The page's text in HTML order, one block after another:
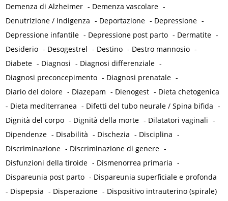
Demenza di Alzheimer - Demenza vascolare -
Denutrizione / Indigenza - Deportazione - Depressione -
Depressione infantile - Depressione post parto - Dermatite -
Desiderio - Desogestrel - Destino - Destro mannosio -
Diabete - Diagnosi - Diagnosi differenziale -
Diagnosi preconcepimento - Diagnosi prenatale -
Diario del dolore - Diazepam - Dienogest - Dieta chetogenica
- Dieta mediterranea - Difetti del tubo neurale / Spina bifida -
Dignità del corpo - Dignità della morte - Dilatatori vaginali -
Dipendenze - Disabilità - Dischezia - Disciplina -
Discriminazione - Discriminazione di genere -
Disfunzioni della tiroide - Dismenorrea primaria -
Dispareunia post parto - Dispareunia superficiale e profonda
- Dispepsia - Disperazione - Dispositivo intrauterino (spirale)